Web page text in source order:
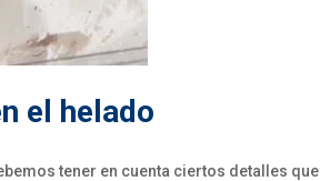
el helado
tener en cuenta ciertos detalles que